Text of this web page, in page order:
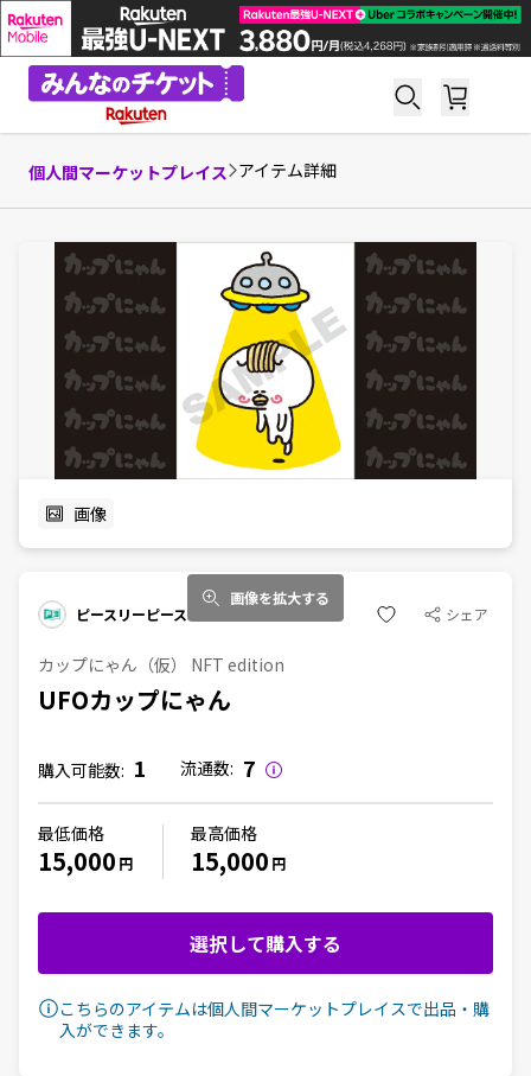
個人間マーケットプレイス アイテム詳細
画像を拡大する
画像
ピースリーピース シェア
カップにゃん（仮） NFT edition
UFOカップにゃん
購入可能数: 1 流通数: 7
最低価格
15,000 円
最高価格
15,000 円
選択して購入する
こちらのアイテムは個人間マーケットプレイスで出品・購
入ができます。